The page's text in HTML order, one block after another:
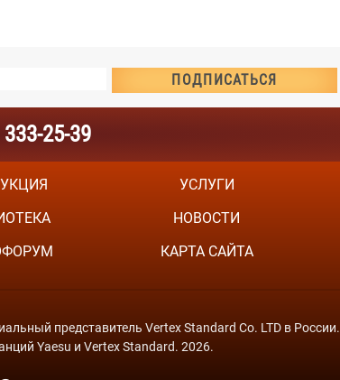
25-39
УСЛУГИ
НОВОСТИ
КАРТА САЙТА
представитель Vertex Standard Co. LTD в России.
Yaesu и Vertex Standard. 2026.